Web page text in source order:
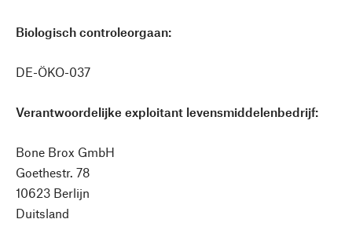
Biologisch controleorgaan:
DE-ÖKO-037
Verantwoordelijke exploitant levensmiddelenbedrijf:
Bone Brox GmbH
Goethestr. 78
10623 Berlijn
Duitsland